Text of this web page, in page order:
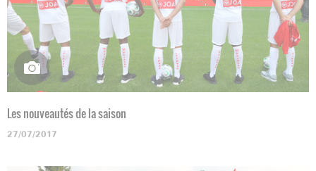
Les nouveautés de la saison
27/07/2017